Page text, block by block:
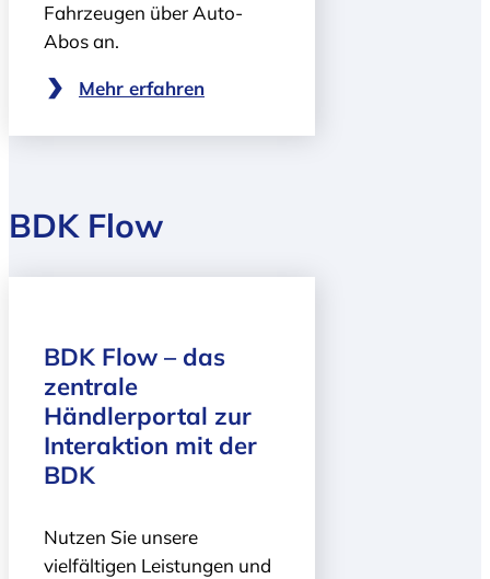
Fahrzeugen über Auto-
Abos an.
Mehr erfahren
BDK Flow
BDK Flow – das
zentrale
Händlerportal zur
Interaktion mit der
BDK
Nutzen Sie unsere
vielfältigen Leistungen und